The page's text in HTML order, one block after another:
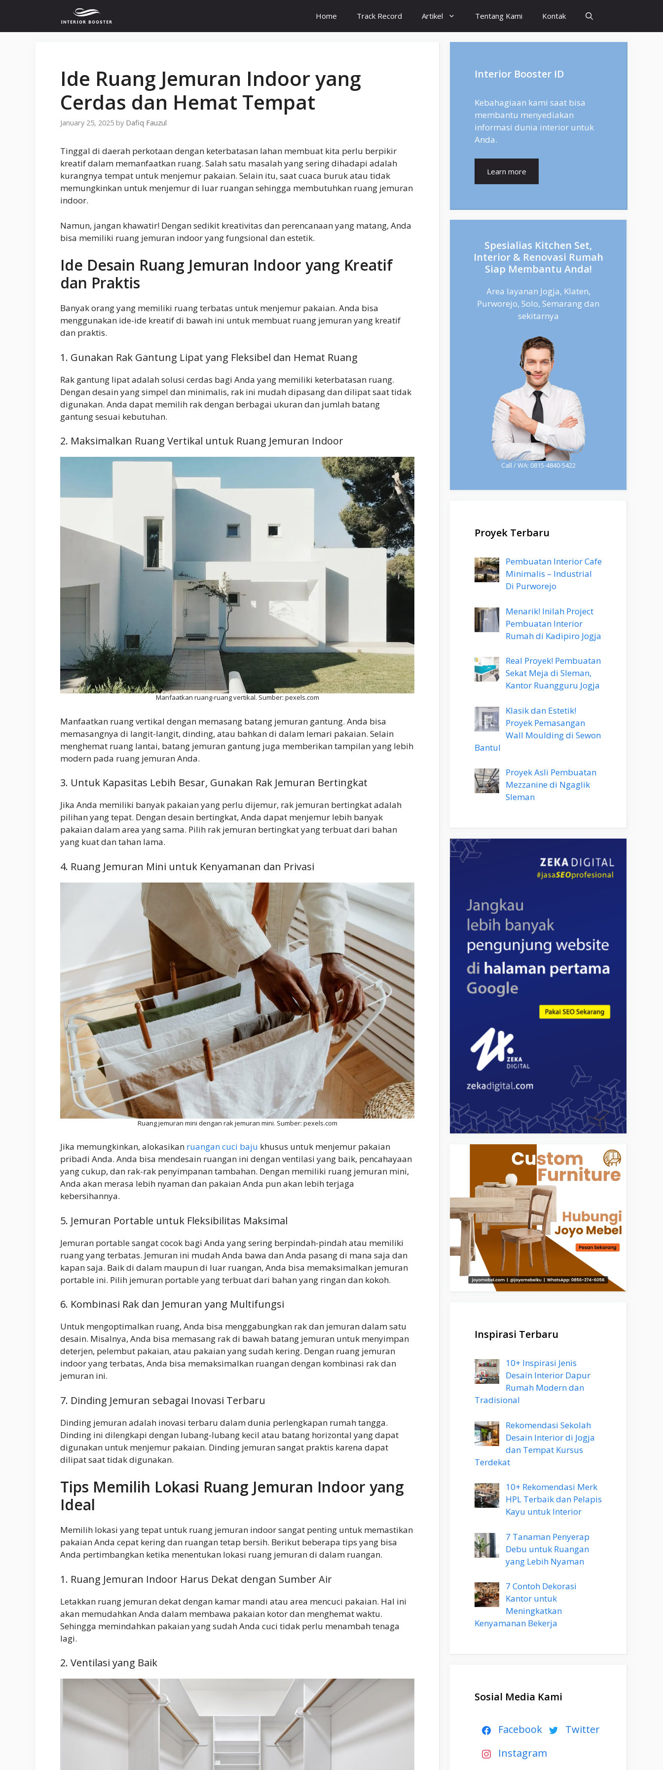
content
Home Track Record Artikel Tentang Kami Kontak
Ide Ruang Jemuran Indoor yang
Cerdas dan Hemat Tempat
January 25, 2025 by Dafiq Fauzul
Tinggal di daerah perkotaan dengan keterbatasan lahan membuat kita perlu berpikir
kreatif dalam memanfaatkan ruang. Salah satu masalah yang sering dihadapi adalah
kurangnya tempat untuk menjemur pakaian. Selain itu, saat cuaca buruk atau tidak
memungkinkan untuk menjemur di luar ruangan sehingga membutuhkan ruang jemuran
indoor.
Namun, jangan khawatir! Dengan sedikit kreativitas dan perencanaan yang matang, Anda
bisa memiliki ruang jemuran indoor yang fungsional dan estetik.
Ide Desain Ruang Jemuran Indoor yang Kreatif
dan Praktis
Banyak orang yang memiliki ruang terbatas untuk menjemur pakaian. Anda bisa
menggunakan ide-ide kreatif di bawah ini untuk membuat ruang jemuran yang kreatif
dan praktis.
1. Gunakan Rak Gantung Lipat yang Fleksibel dan Hemat Ruang
Rak gantung lipat adalah solusi cerdas bagi Anda yang memiliki keterbatasan ruang.
Dengan desain yang simpel dan minimalis, rak ini mudah dipasang dan dilipat saat tidak
digunakan. Anda dapat memilih rak dengan berbagai ukuran dan jumlah batang
gantung sesuai kebutuhan.
2. Maksimalkan Ruang Vertikal untuk Ruang Jemuran Indoor
Manfaatkan ruang-ruang vertikal. Sumber: pexels.com
Manfaatkan ruang vertikal dengan memasang batang jemuran gantung. Anda bisa
memasangnya di langit-langit, dinding, atau bahkan di dalam lemari pakaian. Selain
menghemat ruang lantai, batang jemuran gantung juga memberikan tampilan yang lebih
modern pada ruang jemuran Anda.
3. Untuk Kapasitas Lebih Besar, Gunakan Rak Jemuran Bertingkat
Jika Anda memiliki banyak pakaian yang perlu dijemur, rak jemuran bertingkat adalah
pilihan yang tepat. Dengan desain bertingkat, Anda dapat menjemur lebih banyak
pakaian dalam area yang sama. Pilih rak jemuran bertingkat yang terbuat dari bahan
yang kuat dan tahan lama.
4. Ruang Jemuran Mini untuk Kenyamanan dan Privasi
Ruang jemuran mini dengan rak jemuran mini. Sumber: pexels.com
Jika memungkinkan, alokasikan ruangan cuci baju khusus untuk menjemur pakaian
pribadi Anda. Anda bisa mendesain ruangan ini dengan ventilasi yang baik, pencahayaan
yang cukup, dan rak-rak penyimpanan tambahan. Dengan memiliki ruang jemuran mini,
Anda akan merasa lebih nyaman dan pakaian Anda pun akan lebih terjaga
kebersihannya.
5. Jemuran Portable untuk Fleksibilitas Maksimal
Jemuran portable sangat cocok bagi Anda yang sering berpindah-pindah atau memiliki
ruang yang terbatas. Jemuran ini mudah Anda bawa dan Anda pasang di mana saja dan
kapan saja. Baik di dalam maupun di luar ruangan, Anda bisa memaksimalkan jemuran
portable ini. Pilih jemuran portable yang terbuat dari bahan yang ringan dan kokoh.
6. Kombinasi Rak dan Jemuran yang Multifungsi
Untuk mengoptimalkan ruang, Anda bisa menggabungkan rak dan jemuran dalam satu
desain. Misalnya, Anda bisa memasang rak di bawah batang jemuran untuk menyimpan
deterjen, pelembut pakaian, atau pakaian yang sudah kering. Dengan ruang jemuran
indoor yang terbatas, Anda bisa memaksimalkan ruangan dengan kombinasi rak dan
jemuran ini.
7. Dinding Jemuran sebagai Inovasi Terbaru
Dinding jemuran adalah inovasi terbaru dalam dunia perlengkapan rumah tangga.
Dinding ini dilengkapi dengan lubang-lubang kecil atau batang horizontal yang dapat
digunakan untuk menjemur pakaian. Dinding jemuran sangat praktis karena dapat
dilipat saat tidak digunakan.
Tips Memilih Lokasi Ruang Jemuran Indoor yang
Ideal
Memilih lokasi yang tepat untuk ruang jemuran indoor sangat penting untuk memastikan
pakaian Anda cepat kering dan ruangan tetap bersih. Berikut beberapa tips yang bisa
Anda pertimbangkan ketika menentukan lokasi ruang jemuran di dalam ruangan.
1. Ruang Jemuran Indoor Harus Dekat dengan Sumber Air
Letakkan ruang jemuran dekat dengan kamar mandi atau area mencuci pakaian. Hal ini
akan memudahkan Anda dalam membawa pakaian kotor dan menghemat waktu.
Sehingga memindahkan pakaian yang sudah Anda cuci tidak perlu menambah tenaga
lagi.
2. Ventilasi yang Baik
Interior Booster ID
Kebahagiaan kami saat bisa
membantu menyediakan
informasi dunia interior untuk
Anda.
Learn more
Spesialias Kitchen Set,
Interior & Renovasi Rumah
Siap Membantu Anda!
Area layanan Jogja, Klaten,
Purworejo, Solo, Semarang dan
sekitarnya
Call / WA: 0815-4840-5422
Proyek Terbaru
Pembuatan Interior Cafe
Minimalis – Industrial
Di Purworejo
Menarik! Inilah Project
Pembuatan Interior
Rumah di Kadipiro Jogja
Real Proyek! Pembuatan
Sekat Meja di Sleman,
Kantor Ruangguru Jogja
Klasik dan Estetik!
Proyek Pemasangan
Wall Moulding di Sewon
Bantul
Proyek Asli Pembuatan
Mezzanine di Ngaglik
Sleman
Inspirasi Terbaru
10+ Inspirasi Jenis
Desain Interior Dapur
Rumah Modern dan
Tradisional
Rekomendasi Sekolah
Desain Interior di Jogja
dan Tempat Kursus
Terdekat
10+ Rekomendasi Merk
HPL Terbaik dan Pelapis
Kayu untuk Interior
7 Tanaman Penyerap
Debu untuk Ruangan
yang Lebih Nyaman
7 Contoh Dekorasi
Kantor untuk
Meningkatkan
Kenyamanan Bekerja
Sosial Media Kami
Facebook
Twitter
Instagram